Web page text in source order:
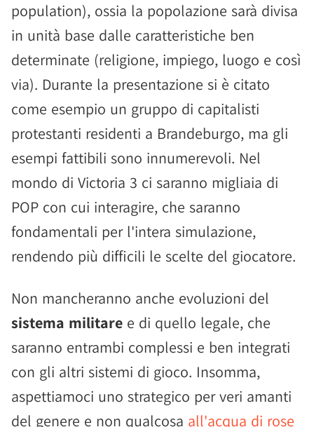
population), ossia la popolazione sarà divisa
in unità base dalle caratteristiche ben
determinate (religione, impiego, luogo e così
via). Durante la presentazione si è citato
come esempio un gruppo di capitalisti
protestanti residenti a Brandeburgo, ma gli
esempi fattibili sono innumerevoli. Nel
mondo di Victoria 3 ci saranno migliaia di
POP con cui interagire, che saranno
fondamentali per l'intera simulazione,
rendendo più difficili le scelte del giocatore.
Non mancheranno anche evoluzioni del
sistema militare e di quello legale, che
saranno entrambi complessi e ben integrati
con gli altri sistemi di gioco. Insomma,
aspettiamoci uno strategico per veri amanti
del genere e non qualcosa all'acqua di rose